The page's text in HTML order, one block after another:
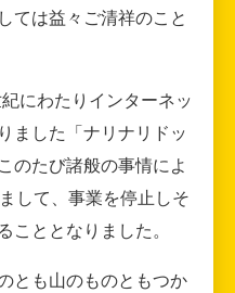
ては益々ご清祥のこと
にわたりインターネッ
ました「ナリナリドッ
のたび諸般の事情によ
して、事業を停止しそ
こととなりました。
とも山のものともつか